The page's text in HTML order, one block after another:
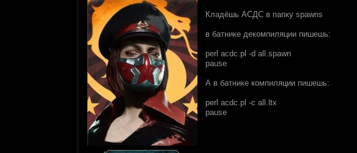
Кладёшь АСДС в папку spawns
в батнике декомпиляции пишешь:
perl acdc.pl -d all.spawn
pause
А в батнике компиляции пишешь:
perl acdc.pl -c all.ltx
pause